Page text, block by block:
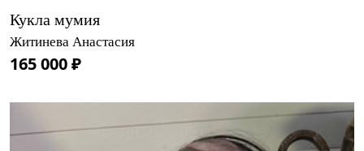
Кукла мумия
Житинева Анастасия
165 000 ₽